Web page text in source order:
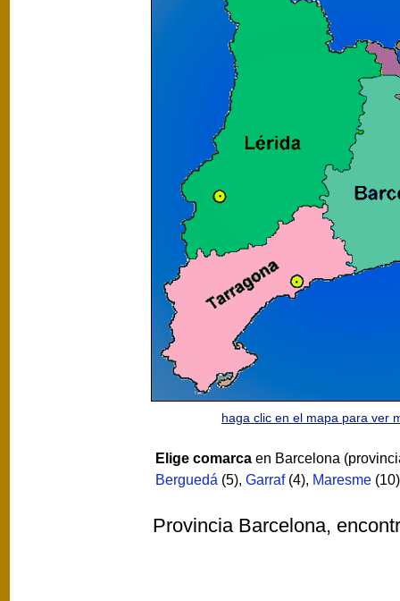
haga clic en el mapa para ver
Elige comarca en Barcelona
Berguedá (5), Garraf(4), Maresme (10)
Provincia Barcelona,